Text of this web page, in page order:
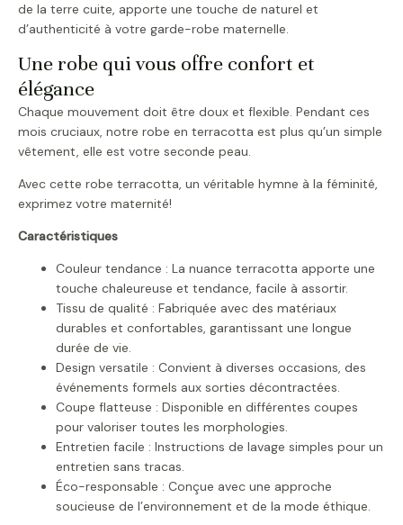
de la terre cuite, apporte une touche de naturel et
d’authenticité à votre garde-robe maternelle.
Une robe qui vous offre confort et
élégance
Chaque mouvement doit être doux et flexible. Pendant ces
mois cruciaux, notre robe en terracotta est plus qu’un simple
vêtement, elle est votre seconde peau.
Avec cette robe terracotta, un véritable hymne à la féminité,
exprimez votre maternité!
Caractéristiques
Couleur tendance : La nuance terracotta apporte une
touche chaleureuse et tendance, facile à assortir.
Tissu de qualité : Fabriquée avec des matériaux
durables et confortables, garantissant une longue
durée de vie.
Design versatile : Convient à diverses occasions, des
événements formels aux sorties décontractées.
Coupe flatteuse : Disponible en différentes coupes
pour valoriser toutes les morphologies.
Entretien facile : Instructions de lavage simples pour un
entretien sans tracas.
Éco-responsable : Conçue avec une approche
soucieuse de l’environnement et de la mode éthique.